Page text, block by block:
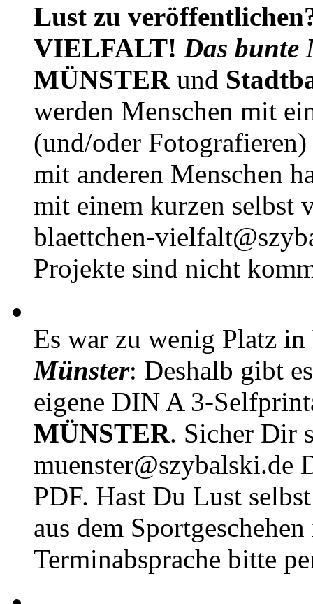
Lust zu
VIELFALT! Das bunte
MÜNSTERund
werden Menschen mit
(und/oder
mit anderen Menschen
mit einem kurzen selbst
blaettchen-
Projekte sind nicht
Es war zu wenig Platz in
Münster: Deshalb gibt
eigene DIN A 3-
MÜNSTER. Sicher Dir
muenster@szybalski.de
PDF. Hast Du Lust
aus dem
Terminabsprache bitte